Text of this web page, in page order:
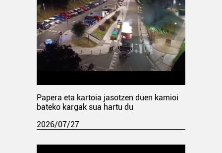
Papera eta kartoia jasotzen duen kamioi
bateko kargak sua hartu du
2026/07/27